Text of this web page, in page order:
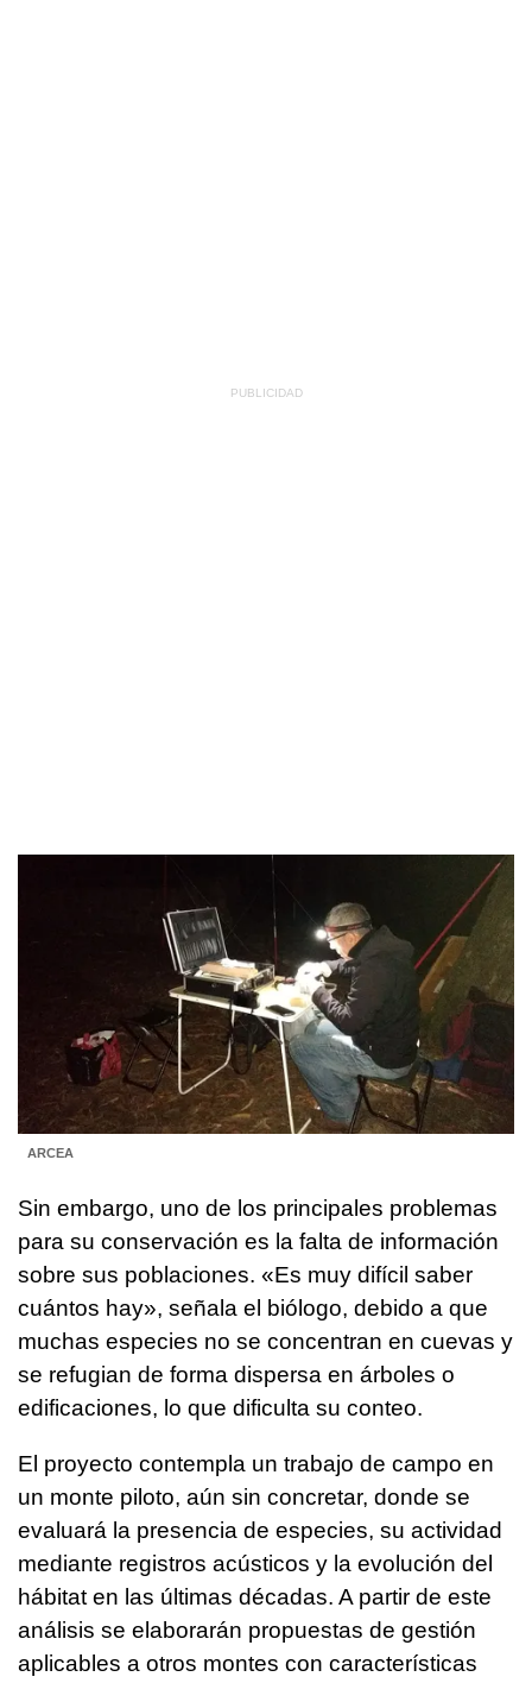
ARCEA
Sin embargo, uno de los principales problemas
para su conservación es la falta de información
sobre sus poblaciones. «Es muy difícil saber
cuántos hay», señala el biólogo, debido a que
muchas especies no se concentran en cuevas y
se refugian de forma dispersa en árboles o
edificaciones, lo que dificulta su conteo.
El proyecto contempla un trabajo de campo en
un monte piloto, aún sin concretar, donde se
evaluará la presencia de especies, su actividad
mediante registros acústicos y la evolución del
hábitat en las últimas décadas. A partir de este
análisis se elaborarán propuestas de gestión
aplicables a otros montes con características